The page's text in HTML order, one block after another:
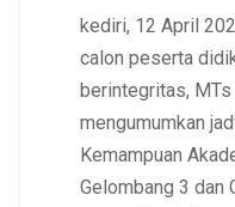
kediri, 12 April
calon peserta
berintegritas,
mengumumkan
Kemampuan
Gelombang 3 dan